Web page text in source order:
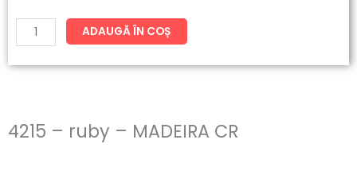
ruby
-
ADAUGĂ ÎN COȘ
4215 – ruby – MADEIRA CR